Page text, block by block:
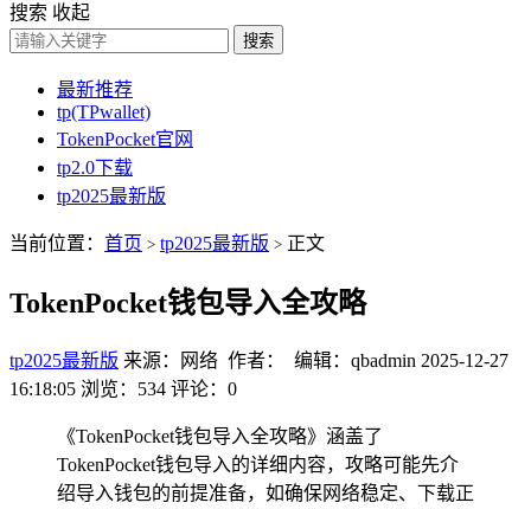
搜索 收起
搜索
最新推荐
tp(TPwallet)
TokenPocket官网
tp2.0下载
tp2025最新版
当前位置： 首页 > tp2025最新版 > 正文
TokenPocket钱包导入全攻略
tp2025最新版 来源：网络 作者： 编辑：qbadmin 2025-12-27
16:18:05 浏览：534 评论：0
《TokenPocket钱包导入全攻略》涵盖了
TokenPocket钱包导入的详细内容，攻略可能先介
绍导入钱包的前提准备，如确保网络稳定、下载正